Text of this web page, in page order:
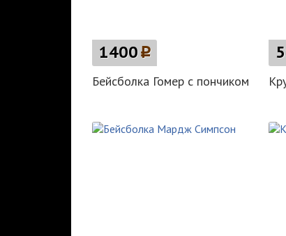
1400p
Бейсболка Гомер с пончиком